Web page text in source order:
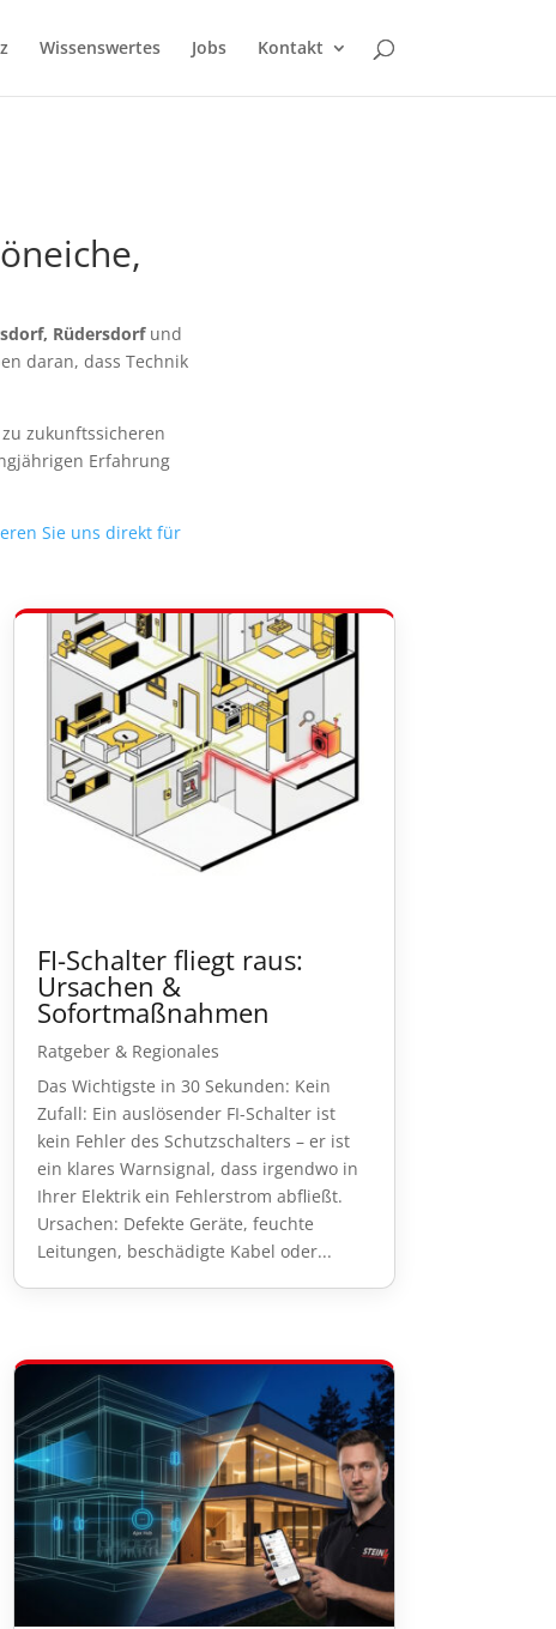
Wissenswertes Jobs Kontakt
Rüdersdorfund
daran, dass Technik
zukunftssicheren
Erfahrung
Sie uns direkt für
FI-Schalter fliegt raus:
Ursachen &
Sofortmaßnahmen
Ratgeber & Regionales
Das Wichtigste in 30 Sekunden: Kein
Zufall: Ein auslösender FI-Schalter ist
kein Fehler des Schutzschalters – er ist
ein klares Warnsignal, dass irgendwo in
Ihrer Elektrik ein Fehlerstrom abfließt.
Ursachen: Defekte Geräte, feuchte
Leitungen, beschädigte Kabel oder...